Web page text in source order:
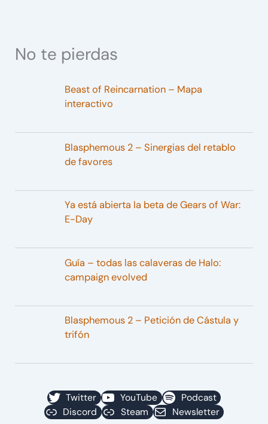
No te pierdas
Beast of Reincarnation – Mapa
interactivo
Blasphemous 2 – Sinergias del retablo
de favores
Ya está abierta la beta de Gears of War:
E-Day
Guía – todas las calaveras de Halo:
campaign evolved
Blasphemous 2 – Petición de Cástula y
trifón
Twitter YouTube
Podcast
Discord
Steam Newsletter